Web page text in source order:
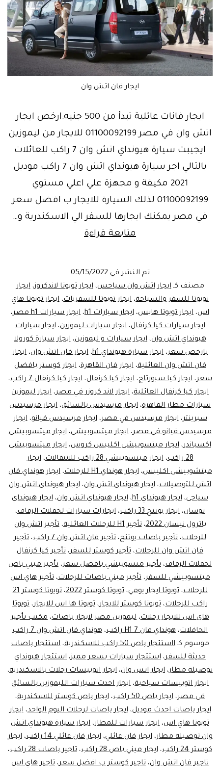
ايجار فان اتش وان
ايجار فانات عائلية تبدأ من 500 جنيه:ارخص ايجار
اتش وان في مصر 01100092199 للايجار من ليموزين
ايجيبت سيارة هيونداي اتش وان 7 راكب للعائلات
بالتالي اجر سيارة هيونداي اتش وان 7 راكب موديل
2021 مكيفة و مجهزة علي اعلي مستوي
01100092199 لذلك السيارة للايجار ب افضل سعر
في مصر يمكنك ايجارها للسفر الي الاسكندرية و…
متابعة قراءة
500
جنيه:ارخص
ايجار
اتش
وان
في
مصر
تم النشر في 05/15/2022
مصنف كـايجار اتش وان سياحس،ايجار تويوتا لاندكروز،ايجار
تويوتا للسفر والسياحة، ايجار تويوتا للسفريات، ايجار تويوتا هاي
اس، ايجار تويوتا هايس، ايجار سيارات h1 ، ايجار سيارات h1 مصر
،
ايجار سيارات كيا كرنفال،ايجار سيارات ليموزين،ايجار سيارات
هيونداي اتش وان،ايجار سيارات و ليموزين،ايجار سيارة كورولا
بارخص سعر، ايجار سيارة هيونداي h1 ، ايجار فان اتش وان، ايجار
فان اتش وان العائلية،ايجار فان القاهرة،ايجار كوستر بافضل
سعر،ايجار كيا سبورتاج،ايجار كيا كرنفال،ايجار كيا كرنفال 7 راكب
،
ايجار كيا كرنفال العائلية، ايجار لاند كروزر في مصر، ايجار ليموزين
سيارات مطار القاهرة، ايجار مرسيدس بالسائق، ايجار مرسيدس
سبرينتر،ايجار مرسيدس في مصر،ايجار مرسيدس فيانو،ايجار
مرسيدس فيانو في مصر،ايجار ميتسوبيشى،ايجار ميتسوبيشى
اكسباندر، ايجار ميتسوبيشى اكليبس كروس، ايجار ميتسوبيشي
28 راكب
،ايجار ميتسوبيشي 28 راكب للانتقالات ،ايجار
ميتشوبيشى اكليبس،ايجار هونداي H1 للرحلات ،ايجار هونداي فان
اتش للتوصيلات، ايجار هيونداى اتش وان، ايجار هيونداى اتش وان
سياحى، ايجار هيونداي h1 ، ايجار هيونداي اتش وان، ايجار هيونداي
توسان، ايجار يوتنج 33 راكب ، ايجارات سيارات لحفلات الزفاف،
باترول نيسان 2022
،تأجير H1 للرحلات العائلية ،تأجير اتش وان
للرحلات، تأجير باصات يوتنج، تأجير فان اتش وان 7 راكب ، تأجير
فان اتش وان للرحلات، تأجير كوستر للسفر، تأجير كيا كرنفال
لحفلات الزفاف، تأجير متسوبيشي بافضل سعر، تأجير ميني باص
ميتسوبيشي للسفر،تأجير ميني باصات للرحلات،تأجير هاي اس
للرحلات،تويوتا ايجار يومي،تويوتا كوستر 2022 ،
تويوتا كوستر 21
راكب للرحلات، تويوتا كوستر للايجار، تويوتا ها اس للايجار، تويوتا
هاى اس للايجار رحلات، ليموزين مصر لايجار باصات، مكتب تأجير
الحافلات، هونداي فان H1 7 راكب ، هونداي فان اتش وان 7 راكب
موسوم كـ ااستئجار باص 50 راكب للاسكندرية ، استئجار باصات
حديثة للسفر، استئجار سيارات بسعر مميز، استئجار هيونداي
توصيلة مطار، ايجار اتس وان، ايجار اتوبيسات رحلات بالاسكندرية،
ايجار اتوبيسات سياحية، ايجار احدث سيارات الليموزين بالسائق
فى مصر، ايجار باص 50 راكب ، ايجار باص كوستر للاسكندرية،
ايجار باصات احدث موديل،ايجار باصات لرحلات اليوم الواحد،ايجار
تويوتا هاي اس، ايجار سيارات للمطار، ايجار سيارة هيونداي اتش
وان توصيلة مطار،ايجار فان عائلي،ايجار فان عائلي 14 راكب ،ايجار
كوستر 24 راكب
، ايجار ميني باص 28 راكب ، تاجير باصات 28 راكب
،
تاجير فان اتش وان، تاجير كوستر ب افضل سعر، تاجير هاي اس